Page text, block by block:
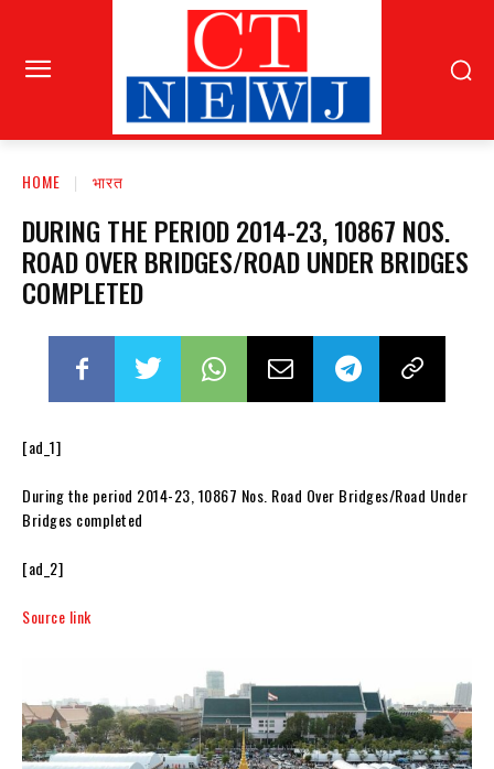
HOME भारत
DURING THE PERIOD 2014-23, 10867 NOS.
ROAD OVER BRIDGES/ROAD UNDER BRIDGES
COMPLETED
[ad_1]
During the period 2014-23, 10867 Nos. Road Over Bridges/Road Under
Bridges completed
[ad_2]
Source link